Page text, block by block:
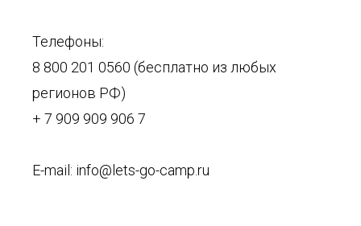
Телефоны:
8 800 201 0560 (бесплатно из любых
регионов РФ)
+ 7 909 909 906 7
E-mail: info@lets-go-camp.ru